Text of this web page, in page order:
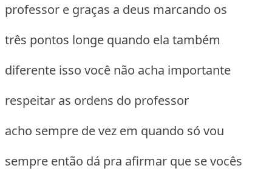
professor e graças a deus marcando os
três pontos longe quando ela também
diferente isso você não acha importante
respeitar as ordens do professor
acho sempre de vez em quando só vou
sempre então dá pra afirmar que se vocês